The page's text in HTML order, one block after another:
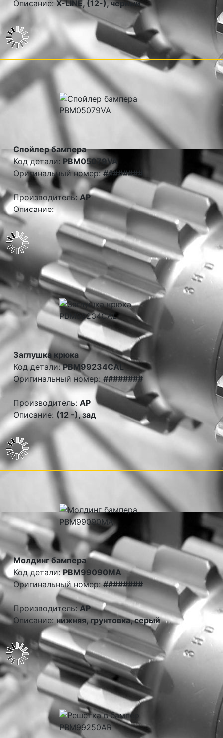
Описание:X-LINE, (12-), черный
Спойлер бампера
Код детали: PBM05079VA
Оригинальный номер:########
Производитель:AP
Описание:
Заглушка крюка
Код детали:PBM99234CAL
Оригинальный номер: ########
Производитель: AP
Описание: (12 -), зад
Молдинг бампера
Код детали:PBM99090MA
Оригинальный номер:########
Производитель:AP
Описание:нижняя, грунтовка, серый